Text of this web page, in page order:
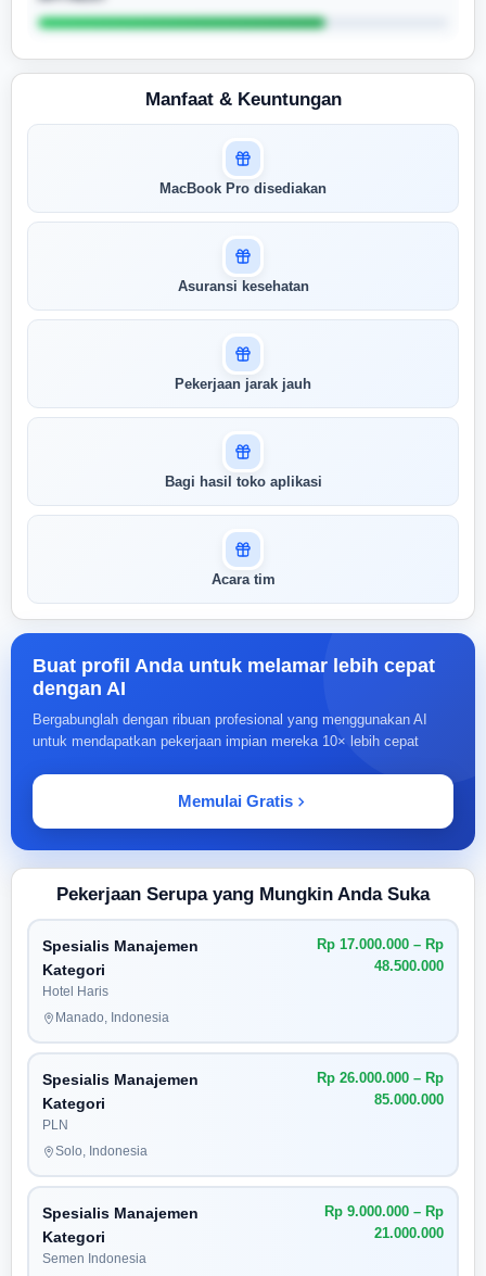
Masuk untuk melihat skor
pertandingan AI Anda
menunjukkan seberapa cocok keahlian
Anda dengan peran ini
Manfaat & Keuntungan
MacBook Pro disediakan
Asuransi kesehatan
Pekerjaan jarak jauh
Bagi hasil toko aplikasi
Acara tim
Buat profil Anda untuk melamar lebih cepat
dengan AI
Bergabunglah dengan ribuan profesional yang menggunakan AI
untuk mendapatkan pekerjaan impian mereka 10× lebih cepat
Memulai Gratis
Pekerjaan Serupa yang Mungkin Anda Suka
Spesialis Manajemen
Kategori
Hotel Haris
Rp 17.000.000 – Rp
48.500.000
Manado, Indonesia
Spesialis Manajemen
Kategori
PLN
Rp 26.000.000 – Rp
85.000.000
Solo, Indonesia
Spesialis Manajemen
Kategori
Semen Indonesia
Rp 9.000.000 – Rp
21.000.000